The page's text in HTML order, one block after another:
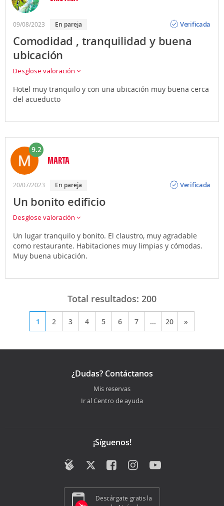
09/08/2023 en pareja
Verificada
Comodidad , tranquilidad y buena
ubicación
Desglose valoración
Hotel muy tranquilo y con una ubicación muy buena cerca
del acueducto
9.2
MARTA
20/07/2023 en pareja
Verificada
Un bonito edificio
Desglose valoración
Un lugar tranquilo y bonito. El claustro, muy agradable
como restaurante. Habitaciones muy limpias y cómodas.
Muy buena ubicación.
Total resultados: 200
1 2 3 4 5 6 7 ... 20 »
¿Dudas? Contáctanos
Mis reservas
Ir al Centro de ayuda
¡Síguenos!
Descárgate gratis la